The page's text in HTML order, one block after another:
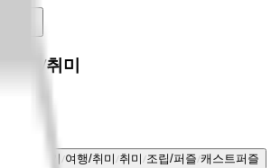
여행/취미
전체보기 여행/취미 취미 조립/퍼즐 캐스트퍼즐